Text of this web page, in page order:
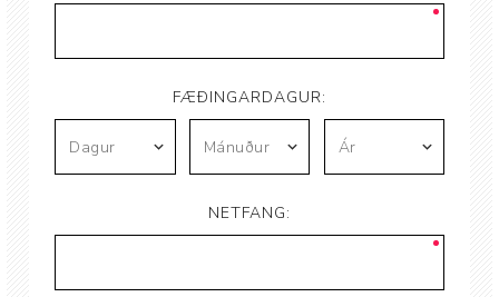
FÆÐINGARDAGUR:
NETFANG: